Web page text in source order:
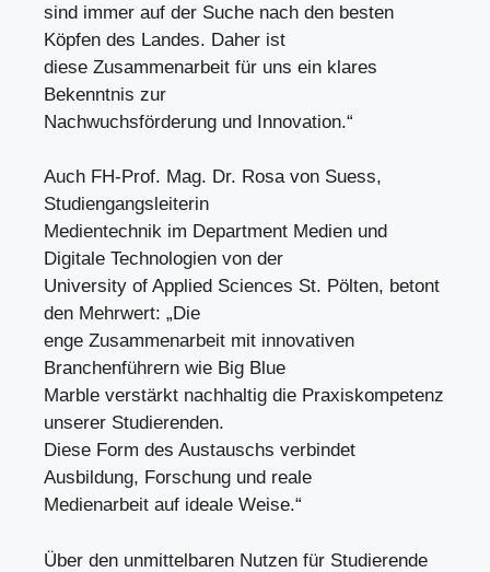
sind immer auf der Suche nach den besten
Köpfen des Landes. Daher ist
diese Zusammenarbeit für uns ein klares
Bekenntnis zur
Nachwuchsförderung und Innovation.“
Auch FH-Prof. Mag. Dr. Rosa von Suess,
Studiengangsleiterin
Medientechnik im Department Medien und
Digitale Technologien von der
University of Applied Sciences St. Pölten, betont
den Mehrwert: „Die
enge Zusammenarbeit mit innovativen
Branchenführern wie Big Blue
Marble verstärkt nachhaltig die Praxiskompetenz
unserer Studierenden.
Diese Form des Austauschs verbindet
Ausbildung, Forschung und reale
Medienarbeit auf ideale Weise.“
Über den unmittelbaren Nutzen für Studierende